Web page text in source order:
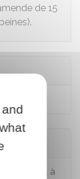
de 15
L160-1 à